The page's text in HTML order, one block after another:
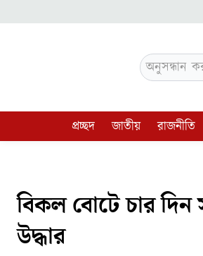
অনুসন্ধান
প্রচ্ছদ জাতীয় রাজনীতি
বিকল বোটে চার
উদ্ধার